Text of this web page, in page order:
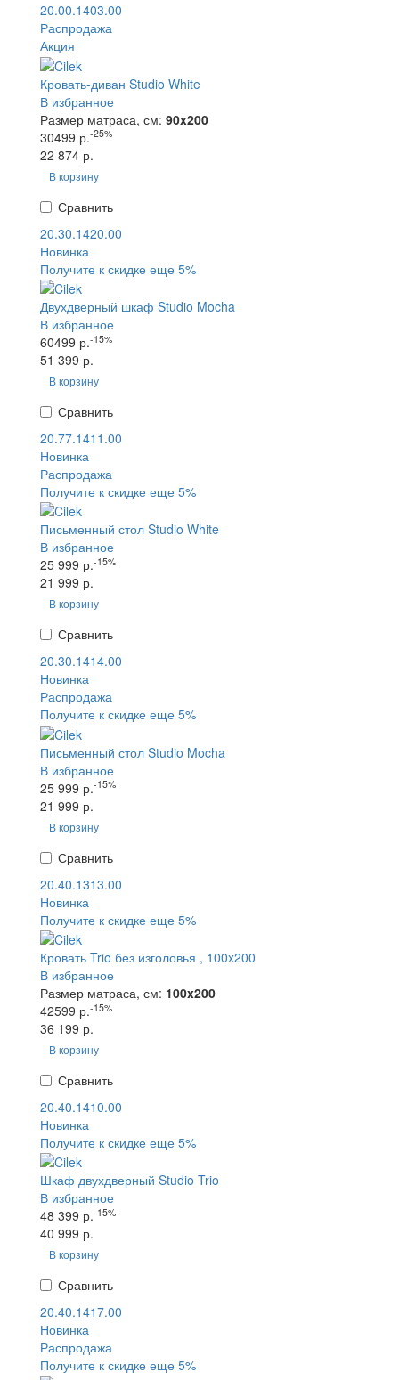
20.00.1403.00
Распродажа
Акция
Кровать-диван Studio White
В избранное
Размер матраса, см: 90x200
30499 р.-25%
22 874 р.
В корзину
Сравнить
20.30.1420.00
Новинка
Получите к скидке еще 5%
Двухдверный шкаф Studio Mocha
В избранное
60499 р.-15%
51 399 р.
В корзину
Сравнить
20.77.1411.00
Новинка
Распродажа
Получите к скидке еще 5%
Письменный стол Studio White
В избранное
25 999 р.-15%
21 999 р.
В корзину
Сравнить
20.30.1414.00
Новинка
Распродажа
Получите к скидке еще 5%
Письменный стол Studio Mocha
В избранное
25 999 р.-15%
21 999 р.
В корзину
Сравнить
20.40.1313.00
Новинка
Получите к скидке еще 5%
Кровать Trio без изголовья , 100x200
В избранное
Размер матраса, см: 100x200
42599 р.-15%
36 199 р.
В корзину
Сравнить
20.40.1410.00
Новинка
Получите к скидке еще 5%
Шкаф двухдверный Studio Trio
В избранное
48 399 р.-15%
40 999 р.
В корзину
Сравнить
20.40.1417.00
Новинка
Распродажа
Получите к скидке еще 5%